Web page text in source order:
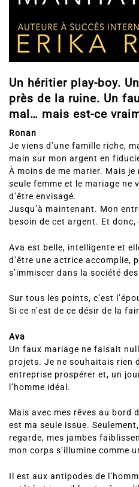
Un héritier play-boy.
près de la ruine. Un
mal… mais est-ce
Ronan
Je viens d’une famille riche,
main sur mon argent en
À moins de me marier. Mais je
seule femme et le mariage ne
d’être envisagé.
Jusqu’à maintenant. Mon
besoin de cet argent. Et donc,
Ava est belle, intelligente et
d’être une actrice accomplie,
s’immiscer dans la société
Sur tous les points, c’est
Si ce n’est de ce désir de la
Ava
Un faux mariage ne faisait
projets. Je ne souhaitais rien
entreprise prospérer et, un
l’homme idéal.
Mais avec mes rêves au bord
est ma seule issue.
regarde, mes jambes
mon corps s’illumine comme
Il est aux antipodes de